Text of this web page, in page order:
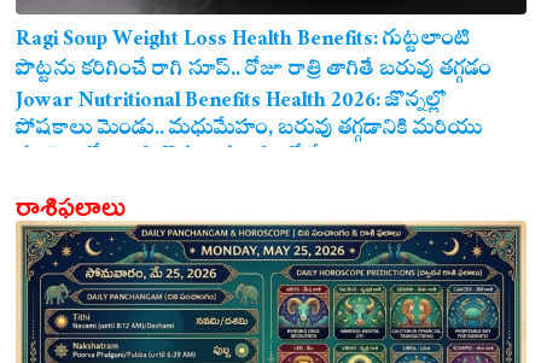
Ragi Soup Weight Loss Health Benefits: గుట్టలాంటి
పొట్టను కరిగించే రాగి సూప్.. రోజూ రాత్రి తాగితే బరువు తగ్గడం
ఖాయం!
Jowar Nutritional Benefits Health 2026: జొన్నల్లో
పోషకాలు మెండు.. మధుమేహం, బరువు తగ్గడానికి మరియు
గుండె ఆరోగ్యానికి జొన్న అన్నం ఎంతో మేలు!
రాశిఫలాలు